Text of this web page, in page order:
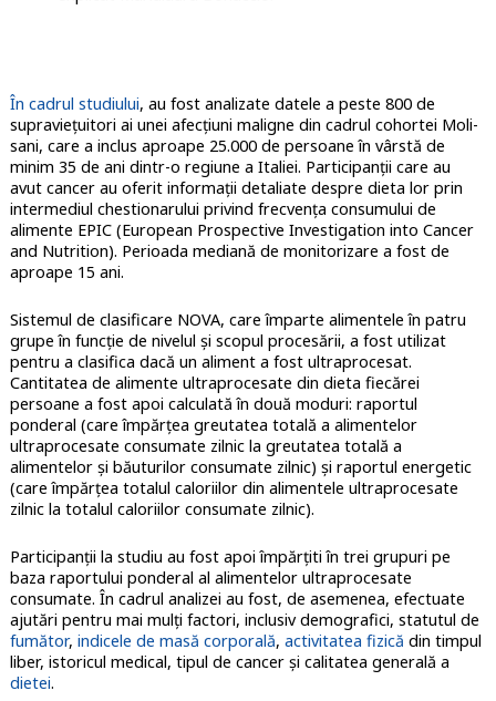
În cadrul studiului, au fost analizate datele a peste 800 de
supraviețuitori ai unei afecțiuni maligne din cadrul cohortei Moli-
sani, care a inclus aproape 25.000 de persoane în vârstă de
minim 35 de ani dintr-o regiune a Italiei. Participanții care au
avut cancer au oferit informații detaliate despre dieta lor prin
intermediul chestionarului privind frecvența consumului de
alimente EPIC (European Prospective Investigation into Cancer
and Nutrition). Perioada mediană de monitorizare a fost de
aproape 15 ani.
Sistemul de clasificare NOVA, care împarte alimentele în patru
grupe în funcție de nivelul și scopul procesării, a fost utilizat
pentru a clasifica dacă un aliment a fost ultraprocesat.
Cantitatea de alimente ultraprocesate din dieta fiecărei
persoane a fost apoi calculată în două moduri: raportul
ponderal (care împărțea greutatea totală a alimentelor
ultraprocesate consumate zilnic la greutatea totală a
alimentelor și băuturilor consumate zilnic) și raportul energetic
(care împărțea totalul caloriilor din alimentele ultraprocesate
zilnic la totalul caloriilor consumate zilnic).
Participanţii la studiu au fost apoi împărțiti în trei grupuri pe
baza raportului ponderal al alimentelor ultraprocesate
consumate. În cadrul analizei au fost, de asemenea, efectuate
ajutări pentru mai mulți factori, inclusiv demografici, statutul de
fumător, indicele de masă corporală, activitatea fizică din timpul
liber, istoricul medical, tipul de cancer și calitatea generală a
dietei.